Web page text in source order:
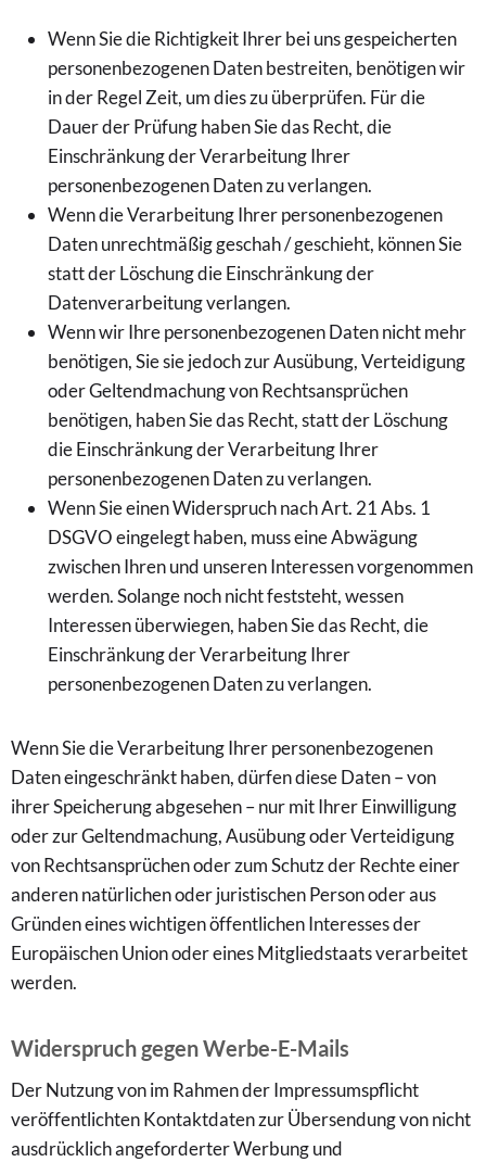
Wenn Sie die Richtigkeit Ihrer bei uns gespeicherten
personenbezogenen Daten bestreiten, benötigen wir
in der Regel Zeit, um dies zu überprüfen. Für die
Dauer der Prüfung haben Sie das Recht, die
Einschränkung der Verarbeitung Ihrer
personenbezogenen Daten zu verlangen.
Wenn die Verarbeitung Ihrer personenbezogenen
Daten unrechtmäßig geschah / geschieht, können Sie
statt der Löschung die Einschränkung der
Datenverarbeitung verlangen.
Wenn wir Ihre personenbezogenen Daten nicht mehr
benötigen, Sie sie jedoch zur Ausübung, Verteidigung
oder Geltendmachung von Rechtsansprüchen
benötigen, haben Sie das Recht, statt der Löschung
die Einschränkung der Verarbeitung Ihrer
personenbezogenen Daten zu verlangen.
Wenn Sie einen Widerspruch nach Art. 21 Abs. 1
DSGVO eingelegt haben, muss eine Abwägung
zwischen Ihren und unseren Interessen vorgenommen
werden. Solange noch nicht feststeht, wessen
Interessen überwiegen, haben Sie das Recht, die
Einschränkung der Verarbeitung Ihrer
personenbezogenen Daten zu verlangen.
Wenn Sie die Verarbeitung Ihrer personenbezogenen
Daten eingeschränkt haben, dürfen diese Daten – von
ihrer Speicherung abgesehen – nur mit Ihrer Einwilligung
oder zur Geltendmachung, Ausübung oder Verteidigung
von Rechtsansprüchen oder zum Schutz der Rechte einer
anderen natürlichen oder juristischen Person oder aus
Gründen eines wichtigen öffentlichen Interesses der
Europäischen Union oder eines Mitgliedstaats verarbeitet
werden.
Widerspruch gegen Werbe-E-Mails
Der Nutzung von im Rahmen der Impressumspflicht
veröffentlichten Kontaktdaten zur Übersendung von nicht
ausdrücklich angeforderter Werbung und